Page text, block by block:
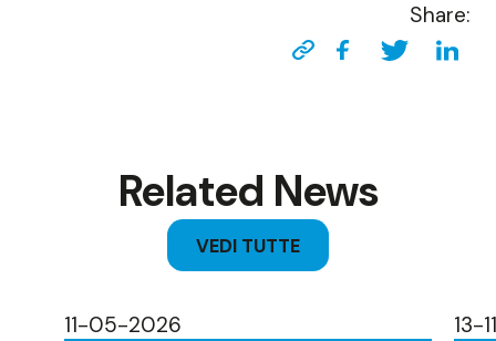
Share:
Related News
VEDI TUTTE
11-05-2026 13-